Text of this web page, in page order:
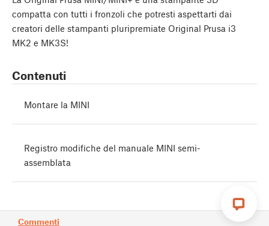
Commenti
compatta con tutti i fronzoli che potresti aspettarti dai
creatori delle stampanti pluripremiate Original Prusa i3
MK2 e MK3S!
Contenuti
Montare la MINI
Registro modifiche del manuale MINI semi-
assemblata